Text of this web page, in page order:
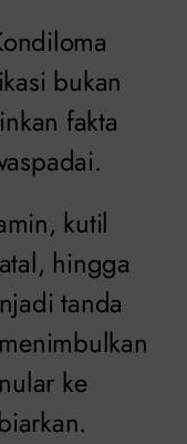
bukan
fakta
kutil
hingga
tanda
ke